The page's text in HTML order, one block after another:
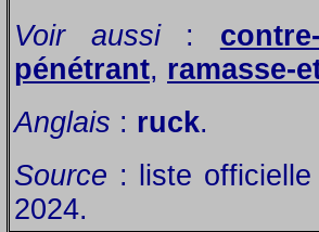
Voir aussi:
pénétrant, ramasse-
Anglais : ruck.
Source : liste
2024.